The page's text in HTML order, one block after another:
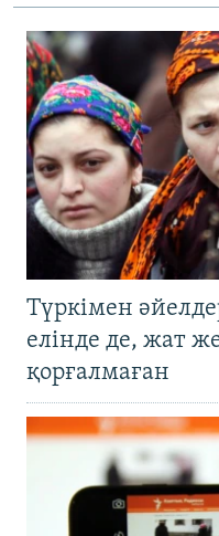
Түркімен
елінде де, жат
қорғалмаған